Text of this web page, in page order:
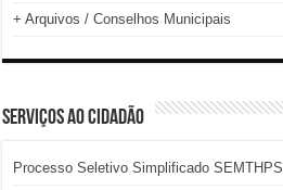
+ Arquivos / Conselhos Municipais
SERVIÇOS AO CIDADÃO
Processo Seletivo Simplificado SEMTHPS